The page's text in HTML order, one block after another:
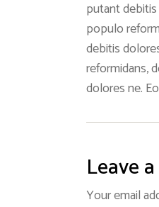
putant
populo
debitis
reformidans,
dolores ne.
Leave
Your email